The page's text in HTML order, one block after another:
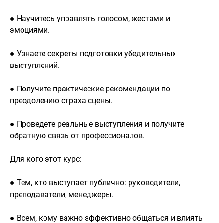
● Научитесь управлять голосом, жестами и
эмоциями.
● Узнаете секреты подготовки убедительных
выступлений.
● Получите практические рекомендации по
преодолению страха сцены.
● Проведете реальные выступления и получите
обратную связь от профессионалов.
Для кого этот курс:
● Тем, кто выступает публично: руководители,
преподаватели, менеджеры.
● Всем, кому важно эффективно общаться и влиять